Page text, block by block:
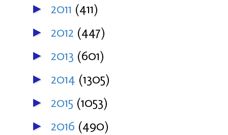
► 2011 (411)
► 2012 (447)
► 2013 (601)
► 2014 (1305)
► 2015 (1053)
► 2016 (490)